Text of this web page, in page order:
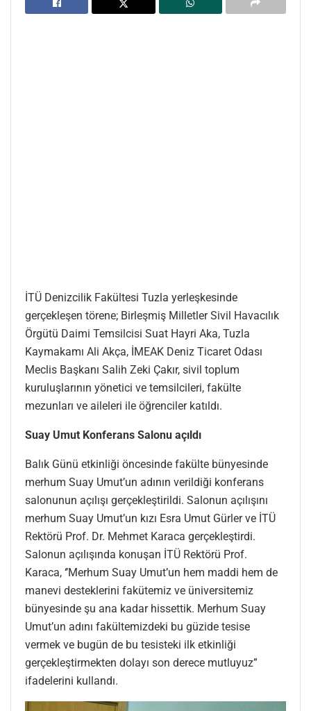
İTÜ Denizcilik Fakültesi Tuzla yerleşkesinde
gerçekleşen törene; Birleşmiş Milletler Sivil Havacılık
Örgütü Daimi Temsilcisi Suat Hayri Aka, Tuzla
Kaymakamı Ali Akça, İMEAK Deniz Ticaret Odası
Meclis Başkanı Salih Zeki Çakır, sivil toplum
kuruluşlarının yönetici ve temsilcileri, fakülte
mezunları ve aileleri ile öğrenciler katıldı.
Suay Umut Konferans Salonu açıldı
Balık Günü etkinliği öncesinde fakülte bünyesinde
merhum Suay Umut’un adının verildiği konferans
salonunun açılışı gerçekleştirildi. Salonun açılışını
merhum Suay Umut’un kızı Esra Umut Gürler ve İTÜ
Rektörü Prof. Dr. Mehmet Karaca gerçekleştirdi.
Salonun açılışında konuşan İTÜ Rektörü Prof.
Karaca, ‘’Merhum Suay Umut’un hem maddi hem de
manevi desteklerini fakütemiz ve üniversitemiz
bünyesinde şu ana kadar hissettik. Merhum Suay
Umut’un adını fakültemizdeki bu güzide tesise
vermek ve bugün de bu tesisteki ilk etkinliği
gerçekleştirmekten dolayı son derece mutluyuz”
ifadelerini kullandı.